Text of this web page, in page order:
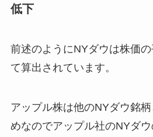
低下
前述のようにNYダウは株価
て算出されています。
アップル株は他のNYダウ銘
めなのでアップル社のNYダ